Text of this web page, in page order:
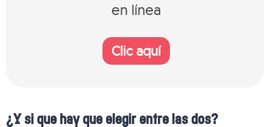
en línea
Clic aquí
¿Y si que hay que elegir entre las dos?